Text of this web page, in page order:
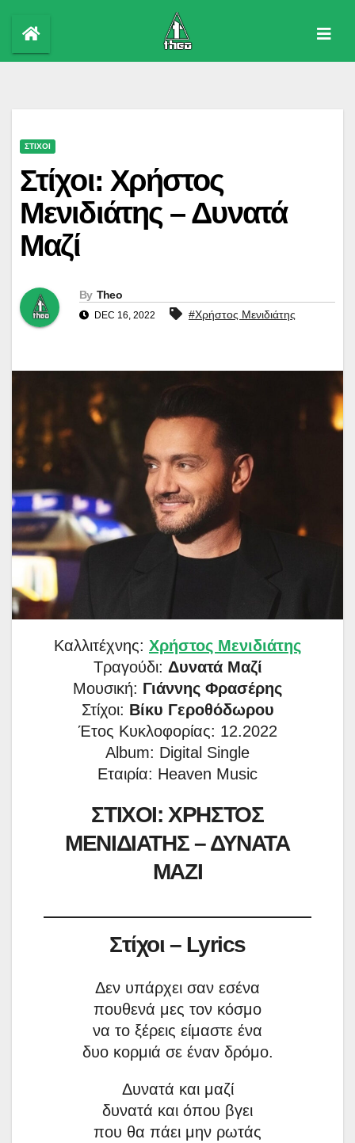
content
ΣΤΙΧΟΙ
Στίχοι: Χρήστος
Μενιδιάτης – Δυνατά
Μαζί
By Theo
DEC 16, 2022 #Χρήστος Μενιδιάτης
Καλλιτέχνης: Χρήστος Μενιδιάτης
Τραγούδι: Δυνατά Μαζί
Μουσική: Γιάννης Φρασέρης
Στίχοι: Βίκυ Γεροθόδωρου
Έτος Κυκλοφορίας: 12.2022
Album: Digital Single
Εταιρία: Heaven Music
ΣΤΙΧΟΙ: ΧΡΗΣΤΟΣ
ΜΕΝΙΔΙΑΤΗΣ – ΔΥΝΑΤΑ
ΜΑΖΙ
Στίχοι – Lyrics
Δεν υπάρχει σαν εσένα
πουθενά μες τον κόσμο
να το ξέρεις είμαστε ένα
δυο κορμιά σε έναν δρόμο.
Δυνατά και μαζί
δυνατά και όπου βγει
που θα πάει μην ρωτάς